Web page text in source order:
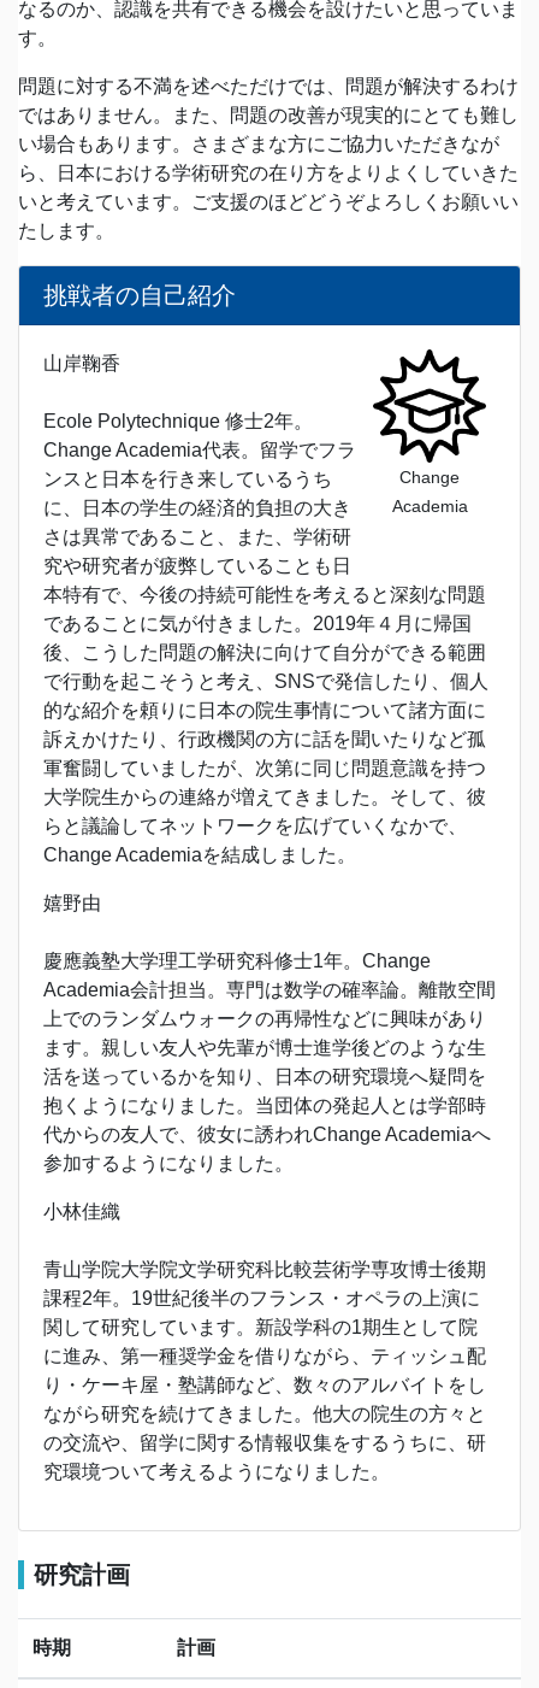
なるのか、認識を共有できる機会を設けたいと思っていま
す。
問題に対する不満を述べただけでは、問題が解決するわけ
ではありません。また、問題の改善が現実的にとても難し
い場合もあります。さまざまな方にご協力いただきなが
ら、日本における学術研究の在り方をよりよくしていきた
いと考えています。ご支援のほどどうぞよろしくお願いい
たします。
挑戦者の自己紹介
Change
Academia
山岸鞠香
Ecole Polytechnique 修士2年。
Change Academia代表。留学でフラ
ンスと日本を行き来しているうち
に、日本の学生の経済的負担の大き
さは異常であること、また、学術研
究や研究者が疲弊していることも日
本特有で、今後の持続可能性を考えると深刻な問題
であることに気が付きました。2019年４月に帰国
後、こうした問題の解決に向けて自分ができる範囲
で行動を起こそうと考え、SNSで発信したり、個人
的な紹介を頼りに日本の院生事情について諸方面に
訴えかけたり、行政機関の方に話を聞いたりなど孤
軍奮闘していましたが、次第に同じ問題意識を持つ
大学院生からの連絡が増えてきました。そして、彼
らと議論してネットワークを広げていくなかで、
Change Academiaを結成しました。
嬉野由
慶應義塾大学理工学研究科修士1年。Change
Academia会計担当。専門は数学の確率論。離散空間
上でのランダムウォークの再帰性などに興味があり
ます。親しい友人や先輩が博士進学後どのような生
活を送っているかを知り、日本の研究環境へ疑問を
抱くようになりました。当団体の発起人とは学部時
代からの友人で、彼女に誘われChange Academiaへ
参加するようになりました。
小林佳織
青山学院大学院文学研究科比較芸術学専攻博士後期
課程2年。19世紀後半のフランス・オペラの上演に
関して研究しています。新設学科の1期生として院
に進み、第一種奨学金を借りながら、ティッシュ配
り・ケーキ屋・塾講師など、数々のアルバイトをし
ながら研究を続けてきました。他大の院生の方々と
の交流や、留学に関する情報収集をするうちに、研
究環境ついて考えるようになりました。
研究計画
時期 計画